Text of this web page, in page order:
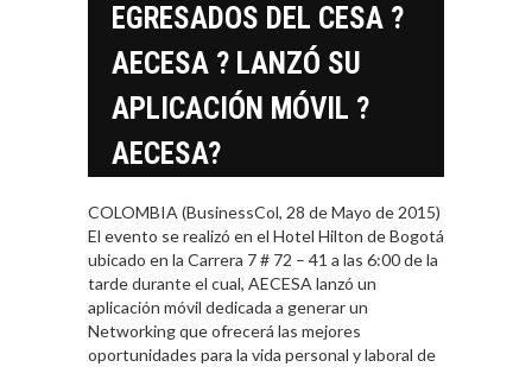
EGRESADOS DEL CESA ?
AECESA ? LANZÓ SU
APLICACIÓN MÓVIL ?
AECESA?
COLOMBIA (BusinessCol, 28 de Mayo de 2015)
El evento se realizó en el Hotel Hilton de Bogotá
ubicado en la Carrera 7 # 72 – 41 a las 6:00 de la
tarde durante el cual, AECESA lanzó un
aplicación móvil dedicada a generar un
Networking que ofrecerá las mejores
oportunidades para la vida personal y laboral de